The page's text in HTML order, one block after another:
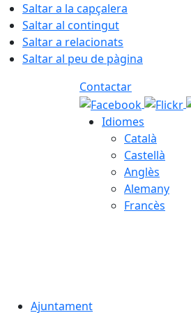
Saltar a la capçalera
Saltar al contingut
Saltar a relacionats
Saltar al peu de pàgina
Contactar
Idiomes
Català
Castellà
Anglès
Alemany
Francès
Ajuntament